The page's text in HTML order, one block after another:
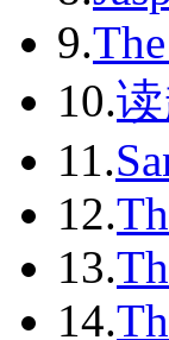
9.
10.
11.
12.
13.
14.